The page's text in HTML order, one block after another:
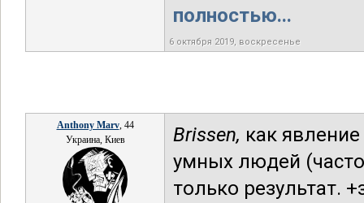
полностью...
6 октября 2019, воскресенье
Anthony Marv, 44
Украина, Киев
Brissen, как
умных людей
только результат.